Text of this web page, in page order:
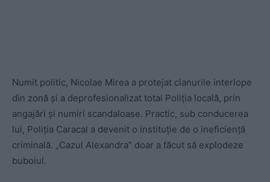
Numit politic, Nicolae Mirea a protejat clanurile interlope
din zonă și a deprofesionalizat total Poliția locală, prin
angajări și numiri scandaloase. Practic, sub conducerea
lui, Poliția Caracal a devenit o instituție de o ineficiență
criminală. „Cazul Alexandra” doar a făcut să explodeze
buboiul.